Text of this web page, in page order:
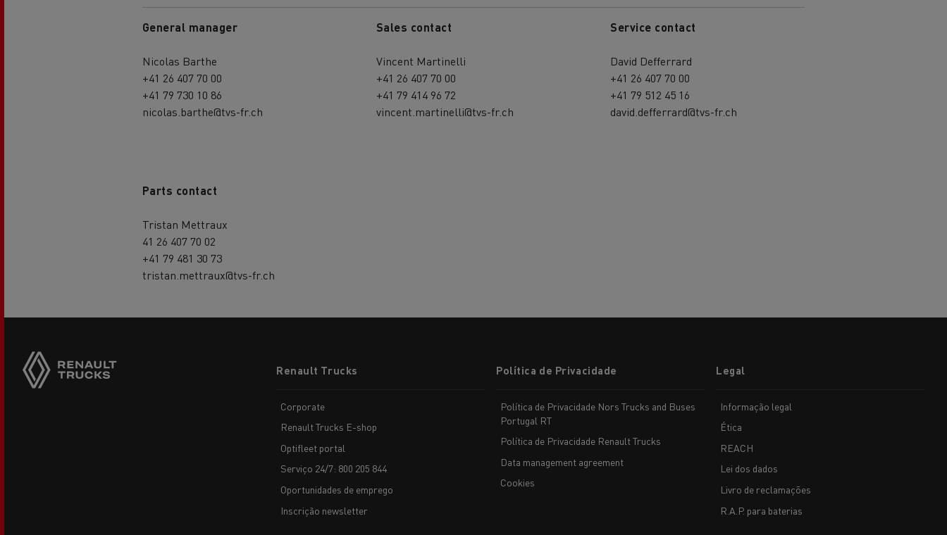
General manager
Nicolas Barthe
+41 26 407 70 00
+41 79 730 10 86
nicolas.barthe@tvs-fr.ch
Sales contact
Vincent Martinelli
+41 26 407 70 00
+41 79 414 96 72
vincent.martinelli@tvs-fr.ch
Service contact
David Defferrard
+41 26 407 70 00
+41 79 512 45 16
david.defferrard@tvs-fr.ch
Parts contact
Tristan Mettraux
41 26 407 70 02
+41 79 481 30 73
tristan.mettraux@tvs-fr.ch
menuRenault Trucks
Corporate
Renault Trucks E-shop
Optifleet portal
Serviço 24/7: 800 205 844
Oportunidades de emprego
Inscrição newsletter
Política de Privacidade
Política de Privacidade Nors Trucks and Buses
Portugal RT
Política de Privacidade Renault Trucks
Data management agreement
Cookies
Legal
Informação legal
Ética
REACH
Lei dos dados
Livro de reclamações
R.A.P. para baterias